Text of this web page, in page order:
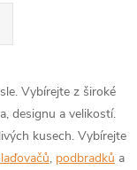
Vybírejte z široké
designu a velikostí.
kusech. Vybírejte
, podbradků a